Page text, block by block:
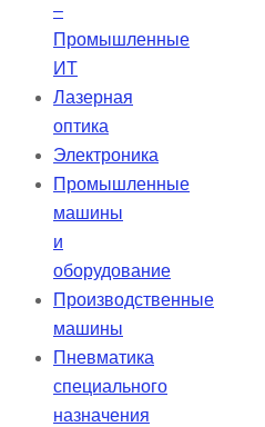
–
Промышленные
ИТ
Лазерная
оптика
Электроника
Промышленные
машины
и
оборудование
Производственные
машины
Пневматика
специального
назначения